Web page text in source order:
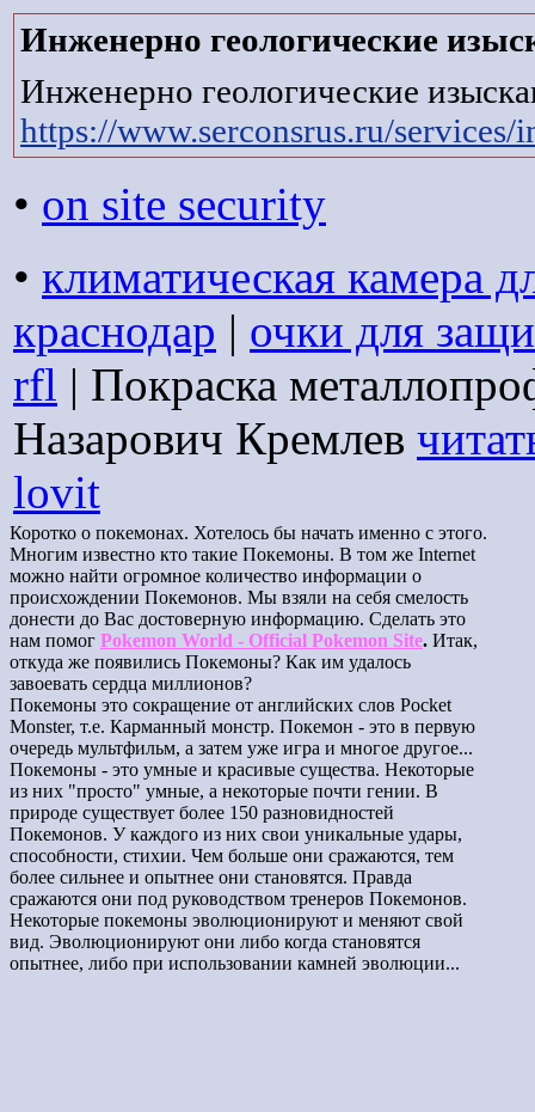
Инженерно геологические
Инженерно геологические
https://www.serconsrus.ru/
• on site security
• климатическая камера
краснодар | очки для
rfl | Покраска
Назарович Кремлев
lovit
Коротко о покемонах. Хотелось бы начать именно с этого.
Многим известно кто такие Покемоны. В том же Internet
можно найти огромное количество информации о
происхождении Покемонов. Мы взяли на себя смелость
донести до Вас достоверную информацию. Сделать это
нам помог Pokemon World - Official Pokemon Site. Итак,
откуда же появились Покемоны? Как им удалось
завоевать сердца миллионов?
Покемоны это сокращение от английских слов Pocket
Monster, т.е. Карманный монстр. Покемон - это в первую
очередь мультфильм, а затем уже игра и многое другое...
Покемоны - это умные и красивые существа. Некоторые
из них "просто" умные, а некоторые почти гении. В
природе существует более 150 разновидностей
Покемонов. У каждого из них свои уникальные удары,
способности, стихии. Чем больше они сражаются, тем
более сильнее и опытнее они становятся. Правда
сражаются они под руководством тренеров Покемонов.
Некоторые покемоны эволюционируют и меняют свой
вид. Эволюционируют они либо когда становятся
опытнее, либо при использовании камней эволюции...